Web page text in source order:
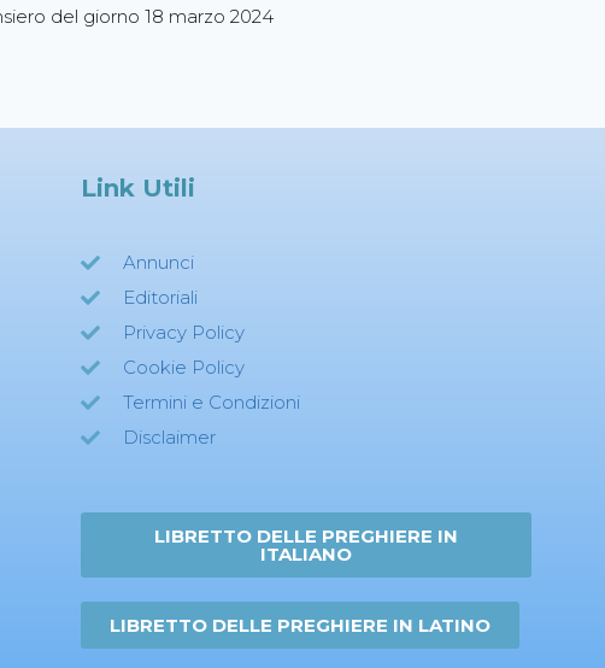
del giorno 18 marzo 2024
Link Utili
Annunci
Editoriali
Privacy Policy
Cookie Policy
Termini e Condizioni
Disclaimer
LIBRETTO DELLE PREGHIERE IN
ITALIANO
LIBRETTO DELLE PREGHIERE IN LATINO